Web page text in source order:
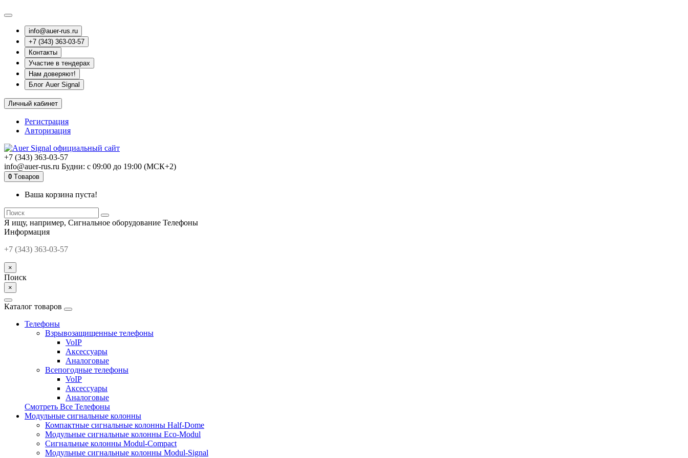
info@auer-rus.ru
+7 (343) 363-03-57
Контакты
Участие в тендерах
Нам доверяют!
Блог Auer Signal
Личный кабинет
Регистрация
Авторизация
+7 (343) 363-03-57
info@auer-rus.ru Будни: с 09:00 до 19:00 (МСК+2)
0 Tоваров
Ваша корзина пуста!
Я ищу, например, Сигнальное оборудование Телефоны
Информация
+7 (343) 363-03-57
×
Поиск
×
Каталог товаров
Телефоны
Взрывозащищенные телефоны
VoIP
Аксессуары
Аналоговые
Всепогодные телефоны
VoIP
Аксессуары
Аналоговые
Смотреть Все Телефоны
Модульные сигнальные колонны
Компактные сигнальные колонны Half-Dome
Модульные сигнальные колонны Eco-Modul
Сигнальные колонны Modul-Compact
Модульные сигнальные колонны Modul-Signal